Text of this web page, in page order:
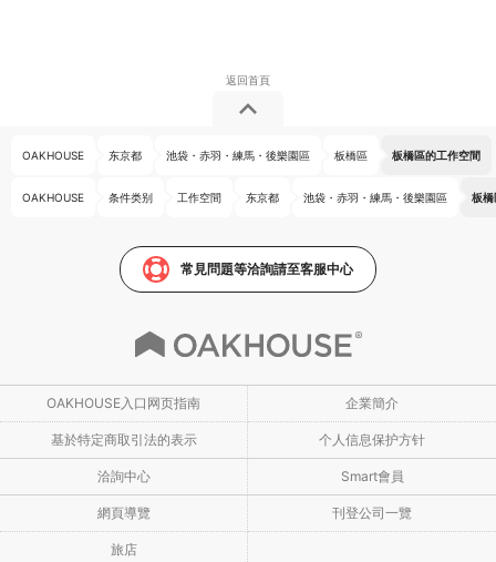
OAKHOUSE 东京都 池袋・赤羽・練馬・後樂園區 板橋區 板橋區的工作空間
OAKHOUSE 条件类别 工作空間 东京都 池袋・赤羽・練馬・後樂園區 板橋
常見問題等洽詢請至客服中心
OAKHOUSE入口网页指南 企業簡介
基於特定商取引法的表示 个人信息保护方针
洽詢中心 Smart會員
網頁導覽 刊登公司一覽
旅店